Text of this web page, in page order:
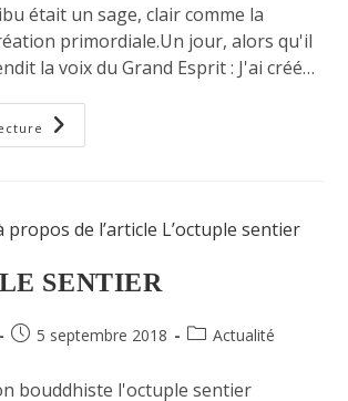
était un sage, clair comme la
primordiale.Un jour, alors qu'il
la voix du Grand Esprit : J'ai créé…
SENTIER
5 septembre 2018 Actualité
bouddhiste l'octuple sentier